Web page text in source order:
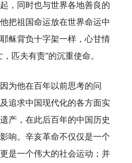
，同时也与世界各地善良的
把祖国命运放在世界命运中
稣背负十字架一样，心甘情
匹夫有责”的沉重使命。
为他在百年以前思考的问
追求中国现代化的各方面实
产，在此后百年的中国历史
响。辛亥革命不仅仅是一个
是一个伟大的社会运动；并